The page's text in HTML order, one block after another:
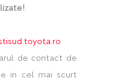
de contact de
in cel mai scurt